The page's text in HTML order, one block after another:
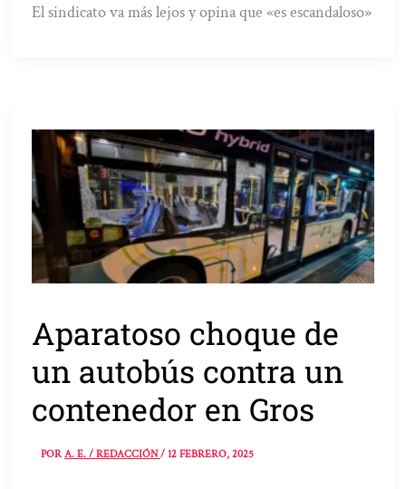
El sindicato va más lejos y opina que «es escandaloso»
Aparatoso choque de
un autobús contra un
contenedor en Gros
PORA. E. / REDACCIÓN/12 FEBRERO, 2025